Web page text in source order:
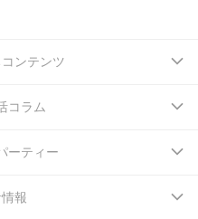
ンテンツ
コラム
ーティー
報